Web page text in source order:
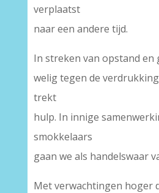
verplaatst
naar een andere tijd.
In streken van opstand en
welig tegen de
trekt
hulp. In innige
smokkelaars
gaan we als handelswaar
Met verwachtingen hoger